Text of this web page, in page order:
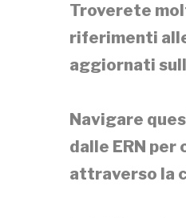
Troverete
riferimenti
aggiornati
Navigare
dalle ERN
attraverso la